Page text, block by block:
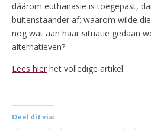
dáárom euthanasie is toegepast,
buitenstaander af: waarom wilde
nog wat aan haar situatie gedaan
alternatieven?
Lees hier het volledige artikel.
Deel dit via: